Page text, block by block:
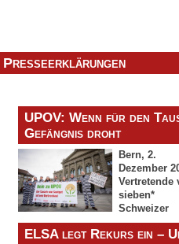
Presseerklärungen
UPOV: Wenn für den
Gefängnis droht
Bern, 2.
Dezember
Vertretende
sieben*
Schweizer
Organisationen haben heute auf
Bundesplatz in Bern gegen den
ELSA legt Rekurs ein –